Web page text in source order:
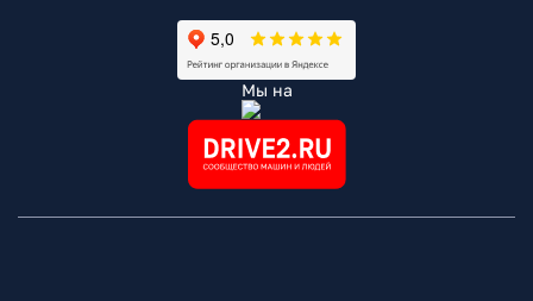
Мы на